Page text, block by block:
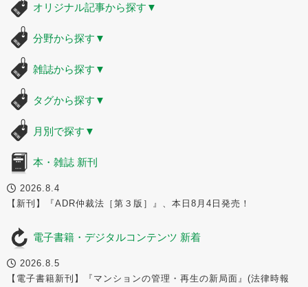
オリジナル記事から探す ▼
分野から探す ▼
雑誌から探す ▼
タグから探す ▼
月別で探す ▼
本・雑誌 新刊
2026.8.4
【新刊】『ADR仲裁法［第３版］』、本日8月4日発売！
電子書籍・デジタルコンテンツ 新着
2026.8.5
【電子書籍新刊】『マンションの管理・再生の新局面』(法律時報